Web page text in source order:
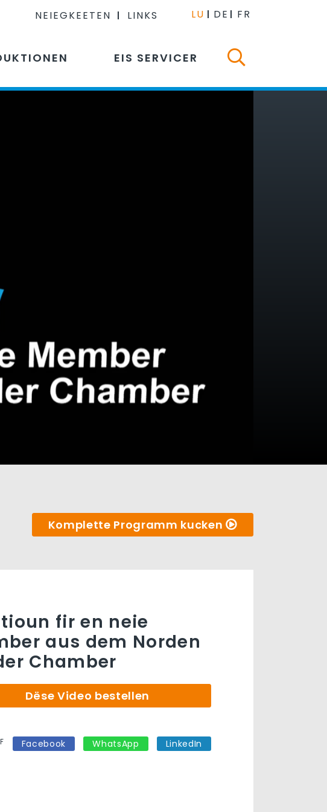
NEIEGKEETEN LINKS LU DE FR
EIS SERVICER
Komplette Programm kucken
fir en neie
aus dem Norden
Chamber
Dëse Video bestellen
Facebook WhatsApp LinkedIn